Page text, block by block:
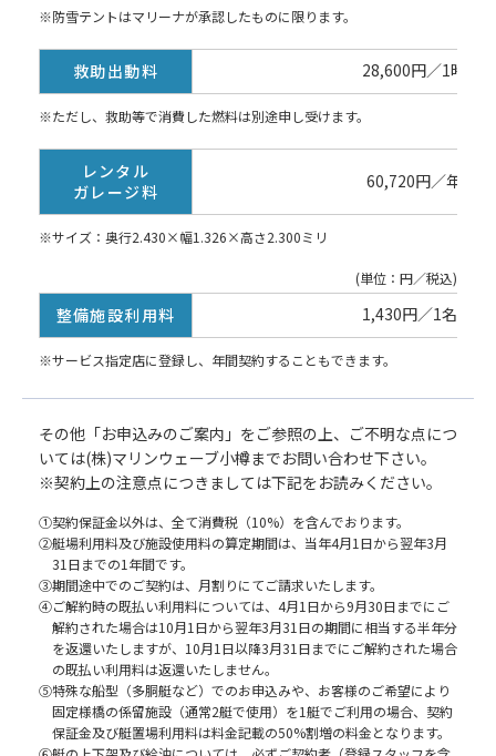
※防雪テントはマリーナが承認したものに限ります。
救助出動料 28,600円／1時間
※ただし、救助等で消費した燃料は別途申し受けます。
レンタル
ガレージ料
60,720円／年間
※サイズ：奥行2.430×幅1.326×高さ2.300ミリ
(単位：円／税込)
整備施設利用料 1,430円／1名1日
※サービス指定店に登録し、年間契約することもできます。
その他「お申込みのご案内」をご参照の上、ご不明な点につ
いては(株)マリンウェーブ小樽までお問い合わせ下さい。
※契約上の注意点につきましては下記をお読みください。
①契約保証金以外は、全て消費税（10%）を含んでおります。
②艇場利用料及び施設使用料の算定期間は、当年4月1日から翌年3月
31日までの1年間です。
③期間途中でのご契約は、月割りにてご請求いたします。
④ご解約時の既払い利用料については、4月1日から9月30日までにご
解約された場合は10月1日から翌年3月31日の期間に相当する半年分
を返還いたしますが、10月1日以降3月31日までにご解約された場合
の既払い利用料は返還いたしません。
⑤特殊な船型（多胴艇など）でのお申込みや、お客様のご希望により
固定様橋の係留施設（通常2艇で使用）を1艇でご利用の場合、契約
保証金及び艇置場利用料は料金記載の50%割増の料金となります。